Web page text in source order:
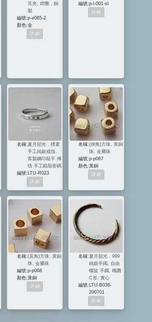
耳夾, 焊圈 , 銅
製
編號:p-e065-2
顏色:金
編號:p-l-001-sl
名稱:夏月韶光．樸素
手工純銀戒指,
客製鋼印敲字 傳
情 手工鍛敲密碼
編號: LTU-R023
名稱:(倒角)方珠, 黃銅
珠, 金屬珠
編號:p-p067
顏色:黃銅
名稱:(直角)方珠, 黃銅
珠, 金屬珠
編號:p-p068
顏色:黃銅
名稱:夏月韶光．999
純銀手鐲, 自由
螺旋 手鐲, 橢圓
C形, 實心
編號: LTU-B036-
200701